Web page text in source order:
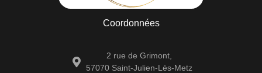
Coordonnées
2 rue de Grimont,
57070 Saint-Julien-Lès-Metz